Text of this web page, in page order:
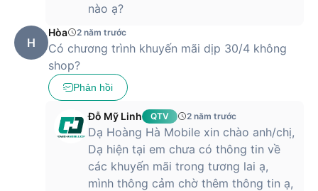
nào ạ?
H
Hòa 2 năm trước
Có chương trình khuyến mãi dịp 30/4 không
shop?
Phản hồi
Đỗ Mỹ Linh QTV 2 năm trước
Dạ Hoàng Hà Mobile xin chào anh/chị,
Dạ hiện tại em chưa có thông tin về
các khuyến mãi trong tương lai ạ,
mình thông cảm chờ thêm thông tin ạ,